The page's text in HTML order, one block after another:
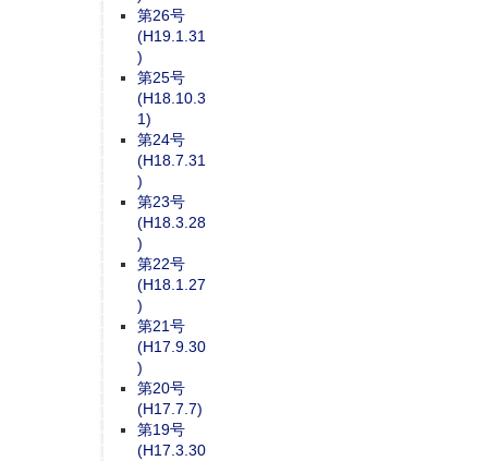
第26号
(H19.1.31
)
第25号
(H18.10.3
1)
第24号
(H18.7.31
)
第23号
(H18.3.28
)
第22号
(H18.1.27
)
第21号
(H17.9.30
)
第20号
(H17.7.7)
第19号
(H17.3.30